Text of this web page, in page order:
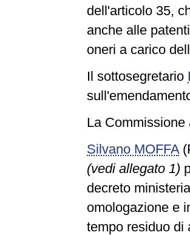
dell'articolo 35,
anche alle
oneri a carico
Il sottosegretario
La Commissione
Silvano MOFFA
(vedi allegato 1)
decreto
omologazione e
tempo residuo di